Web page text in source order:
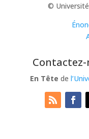
©
En Tête de